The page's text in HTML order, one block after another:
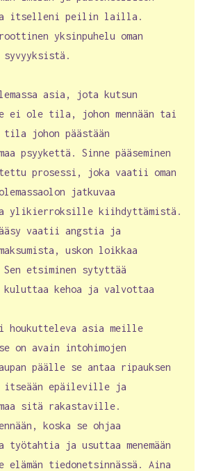
itselleni peilin lailla.
yksinpuhelu oman
syvyyksistä.
asia, jota kutsun
ei ole tila, johon mennään tai
tila johon päästään
psyykettä. Sinne pääseminen
prosessi, joka vaatii oman
jatkuvaa
ylikierroksille kiihdyttämistä.
vaatii angstia ja
uskon loikkaa
Sen etsiminen sytyttää
kuluttaa kehoa ja valvottaa
houkutteleva asia meille
on avain intohimojen
päälle se antaa ripauksen
itseään epäileville ja
sitä rakastaville.
koska se ohjaa
työtahtia ja usuttaa menemään
elämän tiedonetsinnässä. Aina